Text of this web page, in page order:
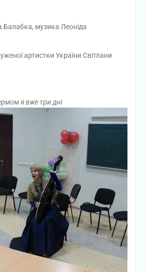
музика Леоніда
артистки України Світлани
я вже три дні